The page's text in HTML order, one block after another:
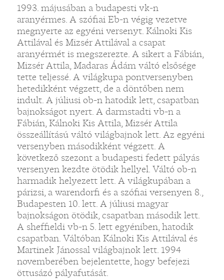
1993. májusában a budapesti vk-n
aranyérmes. A szófiai Eb-n végig vezetve
megnyerte az egyéni versenyt. Kálnoki Kis
Attilával és Mizsér Attilával a csapat
aranyérmét is megszerezte. A sikert a Fábián,
Mizsér Attila, Madaras Ádám váltó elsősége
tette teljessé. A világkupa pontversenyben
hetedikként végzett, de a döntőben nem
indult. A júliusi ob-n hatodik lett, csapatban
bajnokságot nyert. A darmstadti vb-n a
Fábián, Kálnoki Kis Attila, Mizsér Attila
összeállítású váltó világbajnok lett. Az egyéni
versenyben másodikként végzett. A
következő szezont a budapesti fedett pályás
versenyen kezdte ötödik hellyel. Váltó ob-n
harmadik helyezett lett. A világkupában a
párizsi, a warendorfi és a szófiai versenyen 8.,
Budapesten 10. lett. A júliusi magyar
bajnokságon ötödik, csapatban második lett.
A sheffieldi vb-n 5. lett egyéniben, hatodik
csapatban. Váltóban Kálnoki Kis Attilával és
Martinek Jánossal világbajnok lett. 1994
novemberében bejelentette, hogy befejezi
öttusázó pályafutását.